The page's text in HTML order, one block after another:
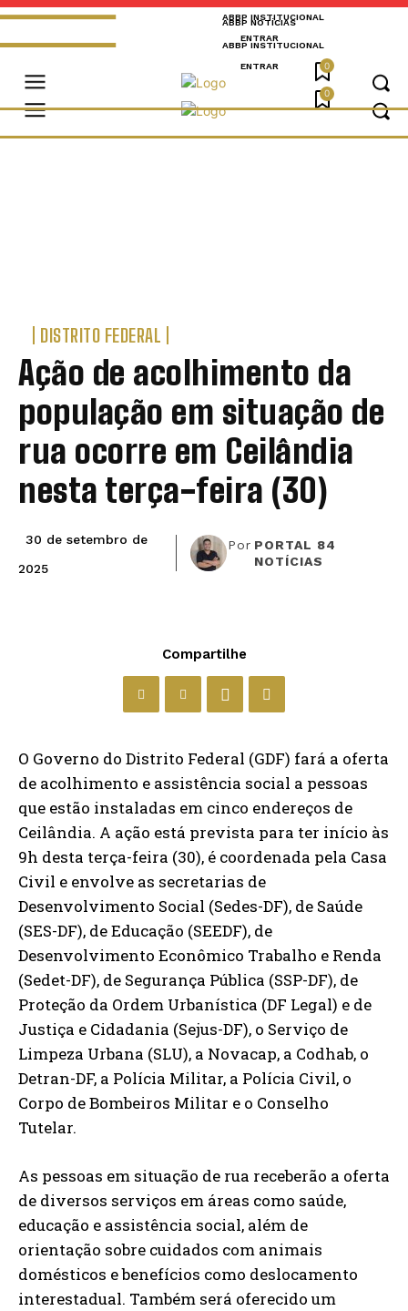
ABBP NOTÍCIAS
ABBP INSTITUCIONAL
ENTRAR
0
ABBP INSTITUCIONAL
ENTRAR
0
DISTRITO FEDERAL
Ação de acolhimento da
população em situação de
rua ocorre em Ceilândia
nesta terça-feira (30)
30 de setembro de
2025
Por PORTAL 84
NOTÍCIAS
Compartilhe
O Governo do Distrito Federal (GDF) fará a oferta
de acolhimento e assistência social a pessoas
que estão instaladas em cinco endereços de
Ceilândia. A ação está prevista para ter início às
9h desta terça-feira (30), é coordenada pela Casa
Civil e envolve as secretarias de
Desenvolvimento Social (Sedes-DF), de Saúde
(SES-DF), de Educação (SEEDF), de
Desenvolvimento Econômico Trabalho e Renda
(Sedet-DF), de Segurança Pública (SSP-DF), de
Proteção da Ordem Urbanística (DF Legal) e de
Justiça e Cidadania (Sejus-DF), o Serviço de
Limpeza Urbana (SLU), a Novacap, a Codhab, o
Detran-DF, a Polícia Militar, a Polícia Civil, o
Corpo de Bombeiros Militar e o Conselho
Tutelar.
As pessoas em situação de rua receberão a oferta
de diversos serviços em áreas como saúde,
educação e assistência social, além de
orientação sobre cuidados com animais
domésticos e benefícios como deslocamento
interestadual. Também será oferecido um